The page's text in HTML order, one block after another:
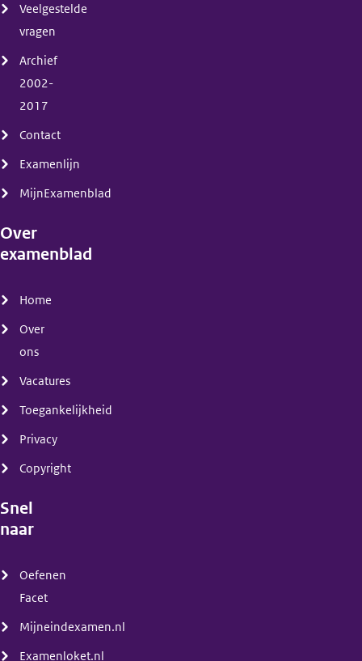
Veelgestelde
vragen
Archief
2002-
2017
Contact
Examenlijn
MijnExamenblad
Over
examenblad
Home
Over
ons
Vacatures
Toegankelijkheid
Privacy
Copyright
Snel
naar
Oefenen
Facet
Mijneindexamen.nl
Examenloket.nl